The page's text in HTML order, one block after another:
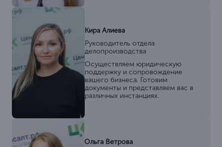
Кира Алиева
Руководитель отдела
делопроизводства
Осуществляем юридическую
поддержку и сопровождение
вашего бизнеса. Готовим
документы и представляем вас в
различных инстанциях.
Ольга Ветрова